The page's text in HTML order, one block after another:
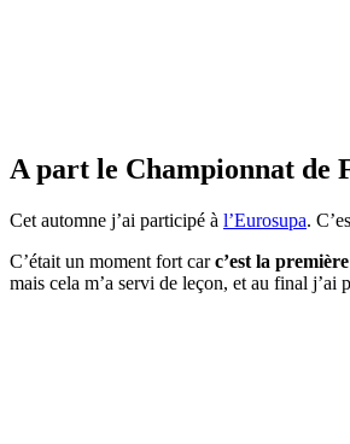
A part le Championnat de
Cet automne j’ai participé à l’Eurosupa.
C’était un moment fort carc’est la
mais cela m’a servi de leçon, et au final j’ai